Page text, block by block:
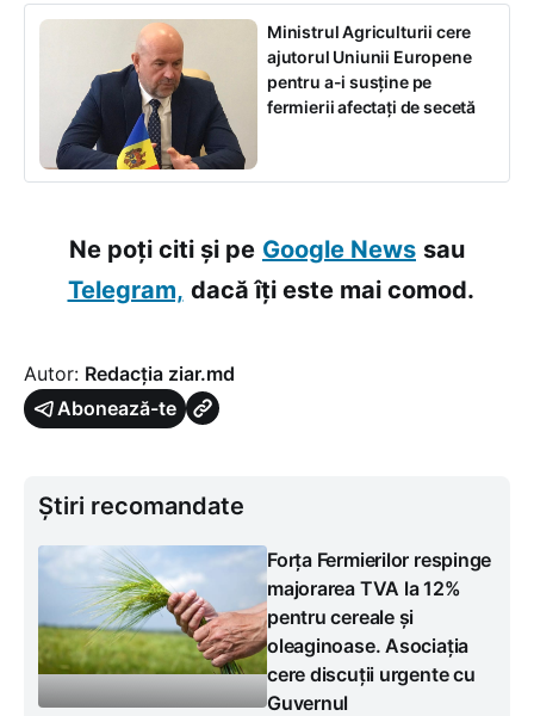
Ministrul Agriculturii cere
ajutorul Uniunii Europene
pentru a-i susține pe
fermierii afectați de secetă
Ne poți citi și pe Google News sau
Telegram, dacă îți este mai comod.
Autor: Redacția ziar.md
Abonează-te
Știri recomandate
Forța Fermierilor respinge
majorarea TVA la 12%
pentru cereale și
oleaginoase. Asociația
cere discuții urgente cu
Guvernul